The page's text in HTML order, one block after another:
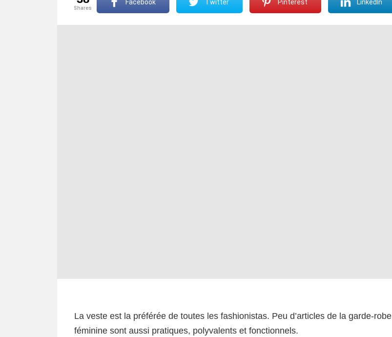
shares
Facebook Twitter Pinterest LinkedIn
La veste est la préférée de toutes les fashionistas. Peu d’articles de la garde-robe
féminine sont aussi pratiques, polyvalents et fonctionnels.